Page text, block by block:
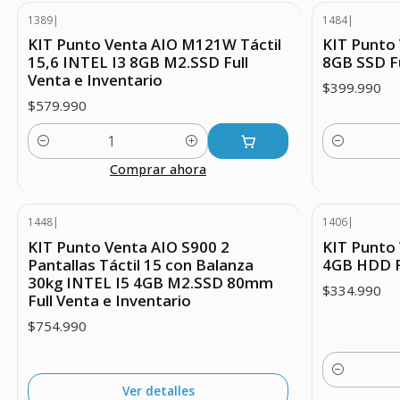
1389|
KIT Punto Venta AIO M121W Táctil
15,6 INTEL I3 8GB M2.SSD Full
Venta e Inventario
$579.990
Cantidad
Comprar ahora
1484|
KIT Punto
8GB SSD
$399.990
Cantidad
1448|
KIT Punto Venta AIO S900 2
Pantallas Táctil 15 con Balanza
30kg INTEL I5 4GB M2.SSD 80mm
Full Venta e Inventario
$754.990
Ver detalles
1406|
KIT Punto
4GB HDD
$334.990
Cantidad